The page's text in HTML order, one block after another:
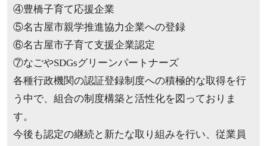
④豊橋子育て応援企業
⑤名古屋市親学推進協力企業への登録
⑥名古屋市子育て支援企業認定
⑦なごやSDGsグリーンパートナーズ
各種行政機関の認証登録制度への積極的な取得を行
う中で、組合の制度構築と活性化を図っておりま
す。
今後も認定の継続と新たな取り組みを行い、従業員